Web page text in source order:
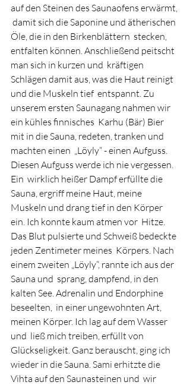
auf den Steinen des Saunaofens erwärmt,
damit sich die Saponine und ätherischen
Öle, die in den Birkenblättern  stecken,
entfalten können. Anschließend peitscht
man sich in kurzen und  kräftigen
Schlägen damit aus, was die Haut reinigt
und die Muskeln tief  entspannt. Zu
unserem ersten Saunagang nahmen wir
ein kühles finnisches  Karhu (Bär) Bier
mit in die Sauna, redeten, tranken und
machten einen  „Löyly“ - einen Aufguss.
Diesen Aufguss werde ich nie vergessen.
Ein  wirklich heißer Dampf erfüllte die
Sauna, ergriff meine Haut, meine
Muskeln und drang tief in den Körper
ein. Ich konnte kaum atmen vor  Hitze.
Das Blut pulsierte und Schweiß bedeckte
jeden Zentimeter meines  Körpers. Nach
einem zweiten „Löyly“, rannte ich aus der
Sauna und  sprang, dampfend, in den
kalten See. Adrenalin und Endorphine
beseelten,  in einer ungewohnten Art,
meinen Körper. Ich lag auf dem Wasser
und  ließ mich treiben, erfüllt von
Glückseligkeit. Ganz berauscht, ging ich
wieder in die Sauna. Sami erhitzte die
Vihta auf den Saunasteinen und  wir